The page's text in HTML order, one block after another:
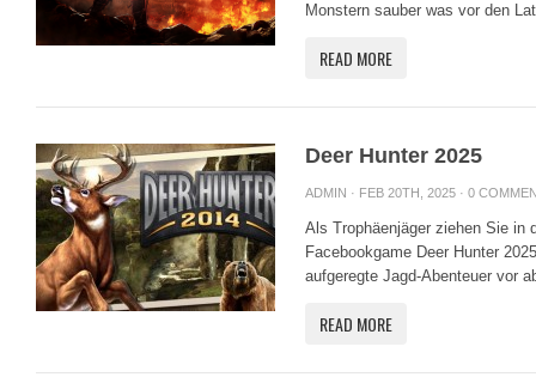
Monstern sauber was vor den
READ MORE
Deer Hunter 2025
ADMIN · FEB 20TH, 2025 · 0
Als Trophäenjäger ziehen Sie in
Facebookgame Deer Hunter
aufgeregte Jagd-Abenteuer vor
READ MORE